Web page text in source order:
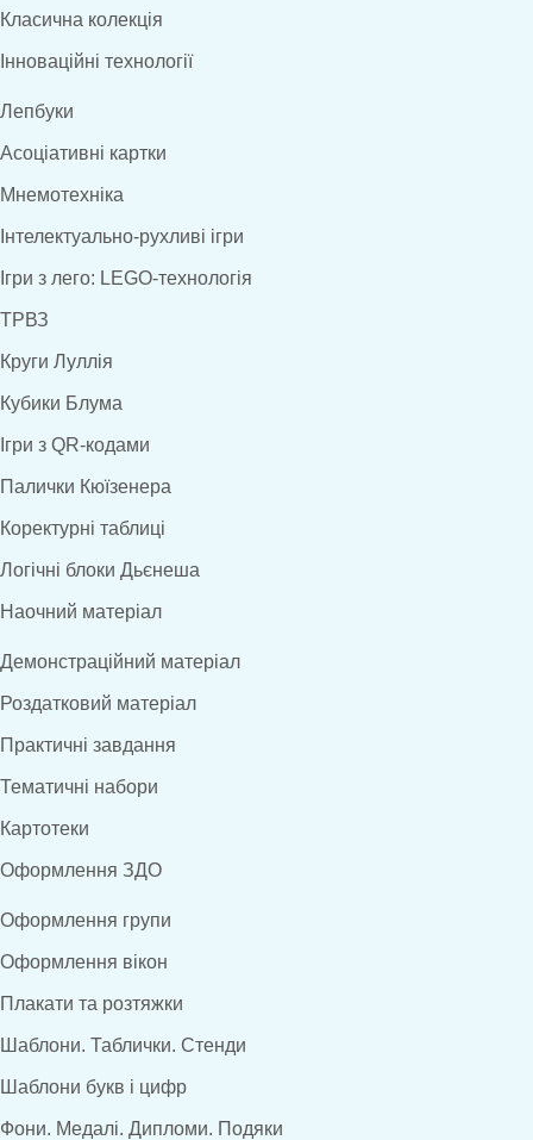
Класична колекція
Інноваційні технології
Лепбуки
Асоціативні картки
Мнемотехніка
Інтелектуально-рухливі ігри
Ігри з лего: LEGO-технологія
ТРВЗ
Круги Луллія
Кубики Блума
Ігри з QR-кодами
Палички Кюїзенера
Коректурні таблиці
Логічні блоки Дьєнеша
Наочний матеріал
Демонстраційний матеріал
Роздатковий матеріал
Практичні завдання
Тематичні набори
Картотеки
Оформлення ЗДО
Оформлення групи
Оформлення вікон
Плакати та розтяжки
Шаблони. Таблички. Стенди
Шаблони букв і цифр
Фони. Медалі. Дипломи. Подяки